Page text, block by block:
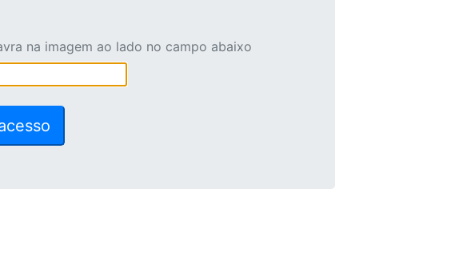
na imagem ao lado no campo abaixo